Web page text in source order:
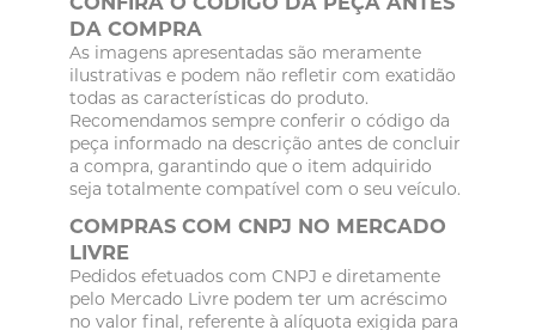
DA COMPRA
As imagens apresentadas são meramente
ilustrativas e podem não refletir com exatidão
todas as características do produto.
Recomendamos sempre conferir o código da
peça informado na descrição antes de concluir
a compra, garantindo que o item adquirido
seja totalmente compatível com o seu veículo.
COMPRAS COM CNPJ NO MERCADO
LIVRE
Pedidos efetuados com CNPJ e diretamente
pelo Mercado Livre podem ter um acréscimo
no valor final, referente à alíquota exigida para